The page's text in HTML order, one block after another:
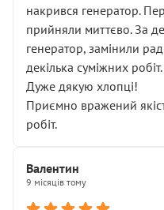
накрився генератор.
прийняли миттєво. За
генератор, замінили
декілька суміжних робіт.
Дуже дякую хлопці!
Приємно вражений
робіт.
Валентин
9 місяців тому